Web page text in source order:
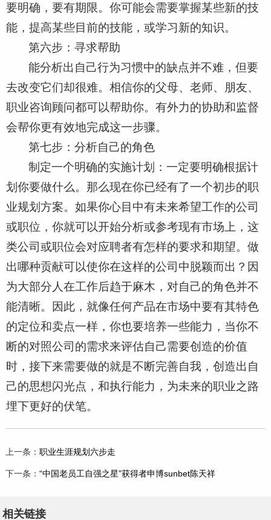
要明确，要有期限。你可能会需要掌握某些新的技
能，提高某些目前的技能，或学习新的知识。
第六步：寻求帮助
能分析出自己行为习惯中的缺点并不难，但要
去改变它们却很难。相信你的父母、老师、朋友、
职业咨询顾问都可以帮助你。有外力的协助和监督
会帮你更有效地完成这一步骤。
第七步：分析自己的角色
制定一个明确的实施计划：一定要明确根据计
划你要做什么。那么现在你已经有了一个初步的职
业规划方案。如果你心目中有未来希望工作的公司
或职位，你就可以开始分析或参考现有市场上，这
类公司或职位会对应聘者有怎样的要求和期望。做
出哪种贡献可以使你在这样的公司中脱颖而出？因
为大部分人在工作后趋于麻木，对自己的角色并不
能清晰。因此，就像任何产品在市场中要有其特色
的定位和卖点一样，你也要培养一些能力，当你不
断的对照公司的需求来评估自己需要创造的价值
时，接下来需要做的就是不断完善自我，创造出自
己的思想闪光点，和执行能力，为未来的职业之路
埋下更好的伏笔。
上一条： 职业生涯规划六步走
下一条： “中国老员工自强之星”获得者申博sunbet陈天祥
相关链接